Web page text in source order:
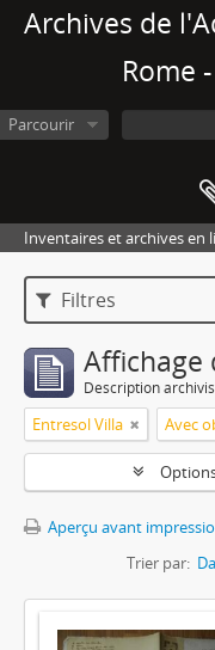
Archives de
Rome
Parcourir
Inventaires et archives en
Filtres
Affichage
Description
Entresol Villa Avec
Aperçu avant
Trier par: